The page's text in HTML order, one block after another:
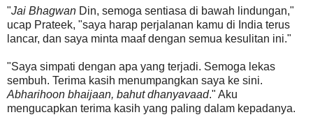
"Jai Bhagwan Din, semoga sentiasa di bawah lindungan,"
ucap Prateek, "saya harap perjalanan kamu di India terus
lancar, dan saya minta maaf dengan semua kesulitan ini."
"Saya simpati dengan apa yang terjadi. Semoga lekas
sembuh. Terima kasih menumpangkan saya ke sini.
Abharihoon bhaijaan, bahut dhanyavaad." Aku
mengucapkan terima kasih yang paling dalam kepadanya.